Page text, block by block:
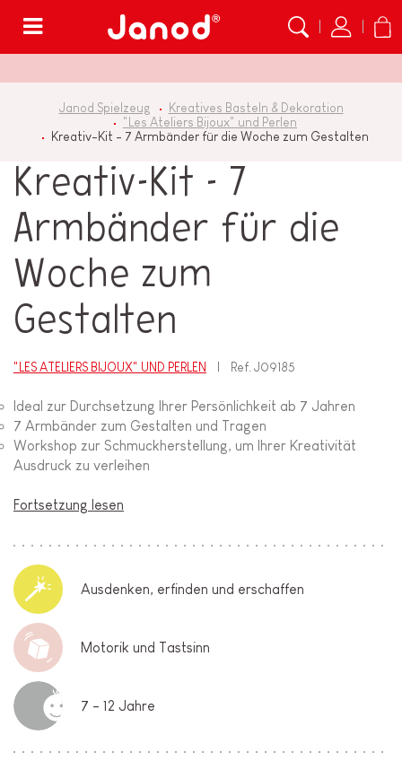
Janod Spielzeug
Kreatives Basteln & Dekoration
"Les Ateliers Bijoux" und Perlen
Kreativ-Kit - 7 Armbänder für die Woche zum Gestalten
Kreativ-Kit - 7
Armbänder für die
Woche zum
Gestalten
"LES ATELIERS BIJOUX" UND PERLEN Ref.J09185
Ideal zur Durchsetzung Ihrer Persönlichkeit ab 7 Jahren
7 Armbänder zum Gestalten und Tragen
Workshop zur Schmuckherstellung, um Ihrer Kreativität
Ausdruck zu verleihen
Fortsetzung lesen
Ausdenken, erfinden und erschaffen
Motorik und Tastsinn
7 - 12 Jahre